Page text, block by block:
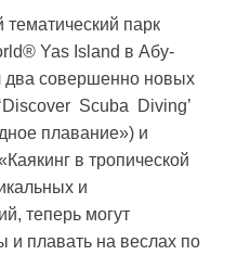
парк
Yas Island в Абу-
два совершенно новых
Scuba Diving’
плавание») и
в тропической
и
теперь могут
и плавать на веслах по